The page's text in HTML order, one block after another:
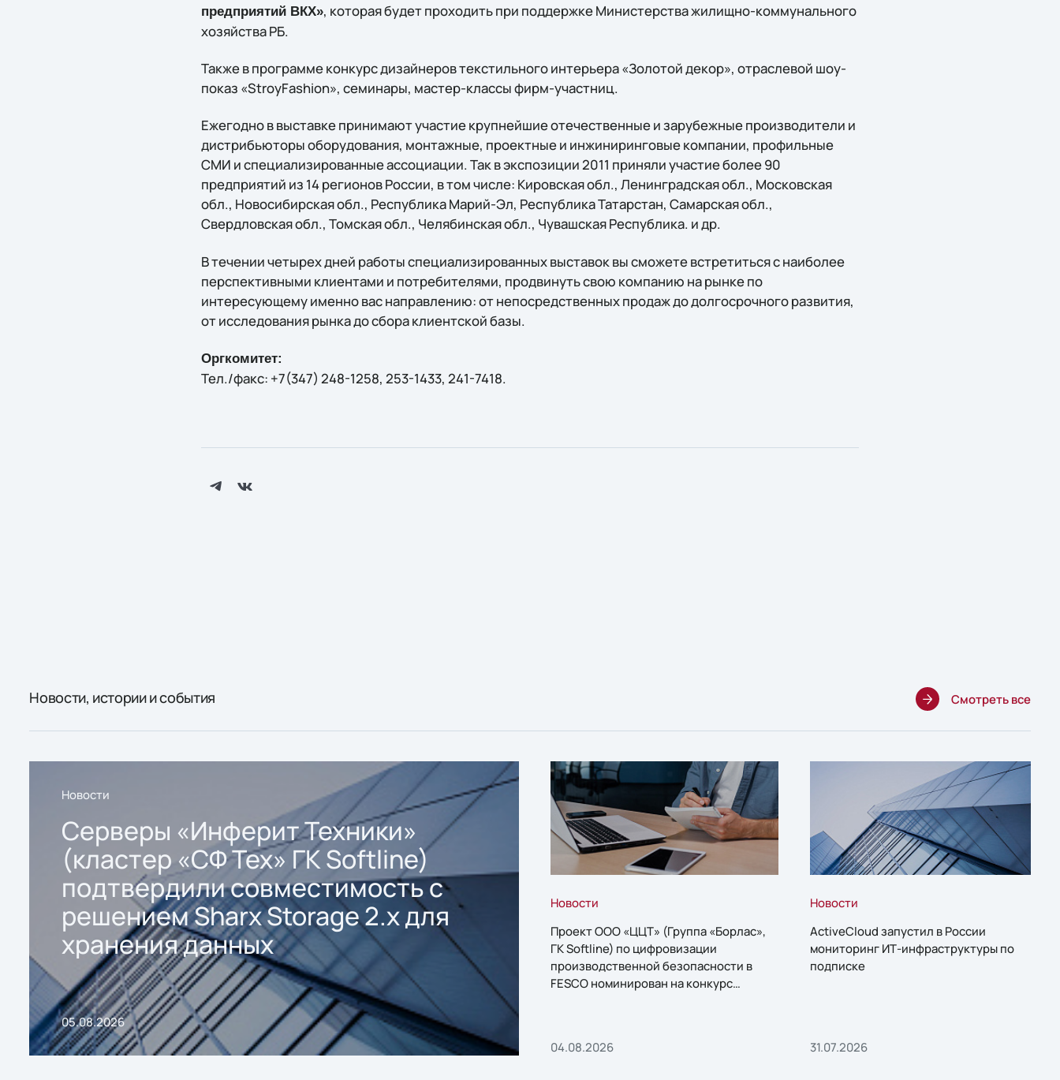
предприятий ВКХ», которая будет проходить при поддержке Министерства жилищно-коммунального
хозяйства РБ.
Также в программе конкурс дизайнеров текстильного интерьера «Золотой декор», отраслевой шоу-
показ «StroyFashion», семинары, мастер-классы фирм-участниц.
Ежегодно в выставке принимают участие крупнейшие отечественные и зарубежные производители и
дистрибьюторы оборудования, монтажные, проектные и инжиниринговые компании, профильные
СМИ и специализированные ассоциации. Так в экспозиции 2011 приняли участие более 90
предприятий из 14 регионов России, в том числе: Кировская обл., Ленинградская обл., Московская
обл., Новосибирская обл., Республика Марий-Эл, Республика Татарстан, Самарская обл.,
Свердловская обл., Томская обл., Челябинская обл., Чувашская Республика. и др.
В течении четырех дней работы специализированных выставок вы сможете встретиться с наиболее
перспективными клиентами и потребителями, продвинуть свою компанию на рынке по
интересующему именно вас направлению: от непосредственных продаж до долгосрочного развития,
от исследования рынка до сбора клиентской базы.
Оргкомитет:
Тел./факс: +7(347) 248-1258, 253-1433, 241-7418.
Новости, истории и события Смотреть все
Новости
Серверы «Инферит Техники»
(кластер «СФ Тех» ГК Softline)
подтвердили совместимость с
решением Sharx Storage 2.x для
хранения данных
05.08.2026
Новости
Проект ООО «ЦЦТ» (Группа «Борлас»,
ГК Softline) по цифровизации
производственной безопасности в
FESCO номинирован на конкурс
04.08.2026
Новости
ActiveCloud запустил в России
мониторинг ИТ-инфраструктуры по
подписке
31.07.2026